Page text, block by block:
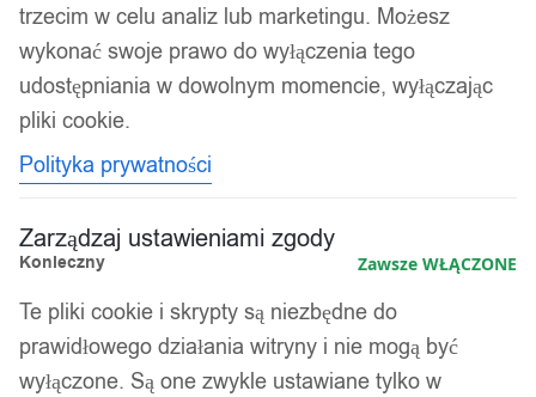
Lampki biurkowe
Wyświetlanie jednego wyniku
trzecim w celu analiz lub marketingu. Możesz
wykonać swoje prawo do wyłączenia tego
udostępniania w dowolnym momencie, wyłączając
pliki cookie.
Polityka prywatności
Zarządzaj ustawieniami zgody
Konieczny Zawsze WŁĄCZONE
Te pliki cookie i skrypty są niezbędne do
prawidłowego działania witryny i nie mogą być
wyłączone. Są one zwykle ustawiane tylko w